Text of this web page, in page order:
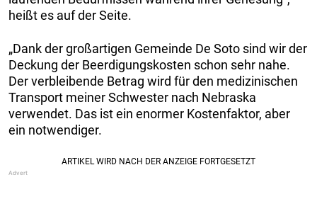
heißt es auf der Seite.
„Dank der großartigen Gemeinde De Soto sind wir der
Deckung der Beerdigungskosten schon sehr nahe.
Der verbleibende Betrag wird für den medizinischen
Transport meiner Schwester nach Nebraska
verwendet. Das ist ein enormer Kostenfaktor, aber
ein notwendiger.